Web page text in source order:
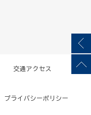
交通アクセス
プライバシーポリシー